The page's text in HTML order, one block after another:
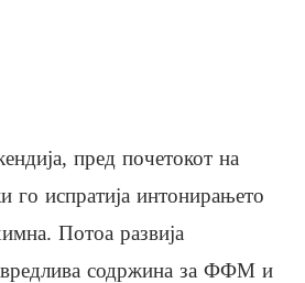
пред почетокот на
го испратија интонирањето
Потоа развија
содржина за ФФМ и